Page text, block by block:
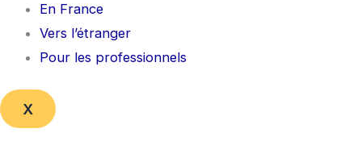
En France
Vers l’étranger
Pour les professionnels
X